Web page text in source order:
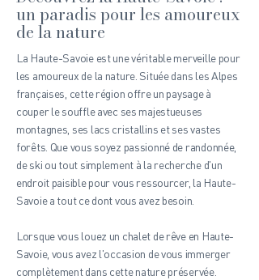
un paradis pour les amoureux
de la nature
La Haute-Savoie est une véritable merveille pour
les amoureux de la nature. Située dans les Alpes
françaises, cette région offre un paysage à
couper le souffle avec ses majestueuses
montagnes, ses lacs cristallins et ses vastes
forêts. Que vous soyez passionné de randonnée,
de ski ou tout simplement à la recherche d'un
endroit paisible pour vous ressourcer, la Haute-
Savoie a tout ce dont vous avez besoin.
Lorsque vous louez un chalet de rêve en Haute-
Savoie, vous avez l'occasion de vous immerger
complètement dans cette nature préservée.